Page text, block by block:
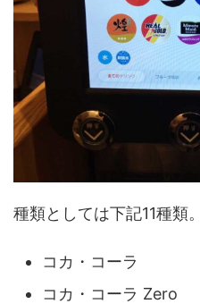
種類としては下記11種類。
コカ・コーラ
コカ・コーラ Zero